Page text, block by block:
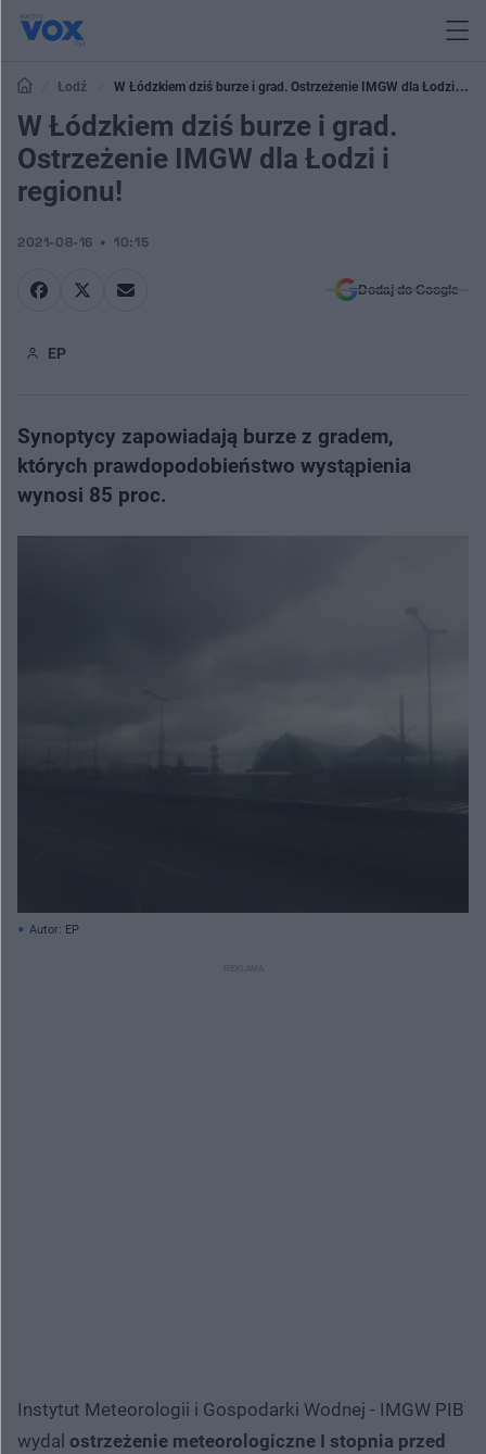
Łodź
W Łódzkiem dziś burze i grad. Ostrzeżenie IMGW dla Łodzi i
regionu!
W Łódzkiem dziś burze i grad.
Ostrzeżenie IMGW dla Łodzi i
regionu!
2021-08-16 10:15
Dodaj do Google
EP
Synoptycy zapowiadają burze z gradem,
których prawdopodobieństwo wystąpienia
wynosi 85 proc.
Autor: EP
Instytut Meteorologii i Gospodarki Wodnej - IMGW PIB
wydal ostrzeżenie meteorologiczne I stopnia przed